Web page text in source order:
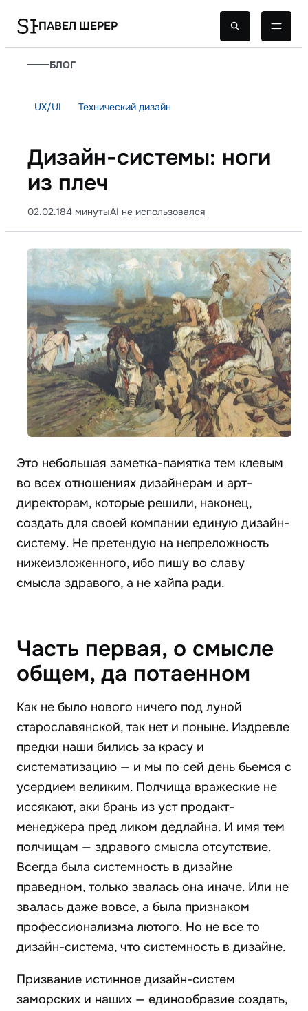
ПАВЕЛ ШЕРЕР
БЛОГ
UX/UI Технический дизайн
Дизайн-системы: ноги
из плеч
02.02.184 минутыAI не использовался
Это небольшая заметка-памятка тем клевым
во всех отношениях дизайнерам и арт-
директорам, которые решили, наконец,
создать для своей компании единую дизайн-
систему. Не претендую на непреложность
нижеизложенного, ибо пишу во славу
смысла здравого, а не хайпа ради.
Часть первая, о смысле
общем, да потаенном
Как не было нового ничего под луной
старославянской, так нет и поныне. Издревле
предки наши бились за красу и
систематизацию — и мы по сей день бьемся с
усердием великим. Полчища вражеские не
иссякают, аки брань из уст продакт-
менеджера пред ликом дедлайна. И имя тем
полчищам — здравого смысла отсутствие.
Всегда была системность в дизайне
праведном, только звалась она иначе. Или не
звалась даже вовсе, а была признаком
профессионализма лютого. Но не все то
дизайн-система, что системность в дизайне.
Призвание истинное дизайн-систем
заморских и наших — единообразие создать,